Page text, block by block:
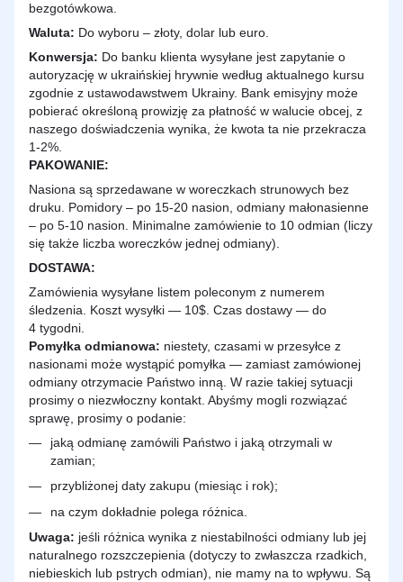
bezgotówkowa.
Waluta: Do wyboru – złoty, dolar lub euro.
Konwersja: Do banku klienta wysyłane jest zapytanie o
autoryzację w ukraińskiej hrywnie według aktualnego kursu
zgodnie z ustawodawstwem Ukrainy. Bank emisyjny może
pobierać określoną prowizję za płatność w walucie obcej, z
naszego doświadczenia wynika, że kwota ta nie przekracza
1-2%.
PAKOWANIE:
Nasiona są sprzedawane w woreczkach strunowych bez
druku. Pomidory – po 15-20 nasion, odmiany małonasienne
– po 5-10 nasion. Minimalne zamówienie to 10 odmian (liczy
się także liczba woreczków jednej odmiany).
DOSTAWA:
Zamówienia wysyłane listem poleconym z numerem
śledzenia. Koszt wysyłki — 10$. Czas dostawy — do
4 tygodni.
Pomyłka odmianowa: niestety, czasami w przesyłce z
nasionami może wystąpić pomyłka — zamiast zamówionej
odmiany otrzymacie Państwo inną. W razie takiej sytuacji
prosimy o niezwłoczny kontakt. Abyśmy mogli rozwiązać
sprawę, prosimy o podanie:
jaką odmianę zamówili Państwo i jaką otrzymali w
zamian;
przybliżonej daty zakupu (miesiąc i rok);
na czym dokładnie polega różnica.
Uwaga: jeśli różnica wynika z niestabilności odmiany lub jej
naturalnego rozszczepienia (dotyczy to zwłaszcza rzadkich,
niebieskich lub pstrych odmian), nie mamy na to wpływu. Są